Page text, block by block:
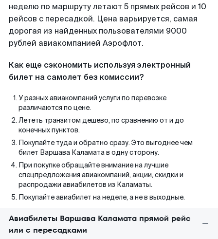
неделю по маршруту летают 5 прямых рейсов и 10
рейсов с пересадкой. Цена варьируется, самая
дорогая из найденных пользователями 9000
рублей авиакомпанией Аэрофлот.
Как еще сэкономить используя электронный
билет на самолет без комиссии?
У разных авиакомпаний услуги по перевозке
различаются по цене.
Лететь транзитом дешево, по сравнению от и до
конечных пунктов.
Покупайте туда и обратно сразу. Это выгоднее чем
билет Варшава Каламата в одну сторону.
При покупке обращайте внимание на лучшие
спецпредложения авиакомпаний, акции, скидки и
распродажи авиабилетов из Каламаты.
Покупайте авиабилет на неделе, а не в выходные.
Авиабилеты Варшава Каламата прямой рейс
или с пересадками